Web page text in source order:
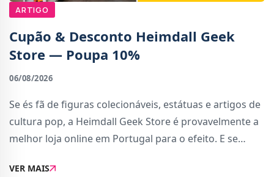
ARTIGO
Cupão & Desconto Heimdall Geek
Store — Poupa 10%
06/08/2026
Se és fã de figuras colecionáveis, estátuas e artigos de
cultura pop, a Heimdall Geek Store é provavelmente a
melhor loja online em Portugal para o efeito. E se
experimentares agora mesmo: tenho um
VER MAIS